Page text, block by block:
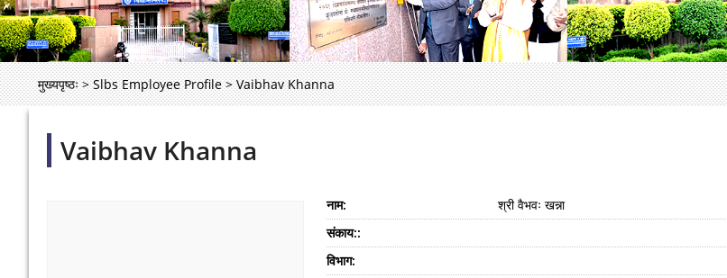
मुख्यपृष्ठः > Slbs Employee Profile > Vaibhav Khanna
Vaibhav Khanna
नाम:
श्री वैभवः खन्ना
संकाय::
विभाग: